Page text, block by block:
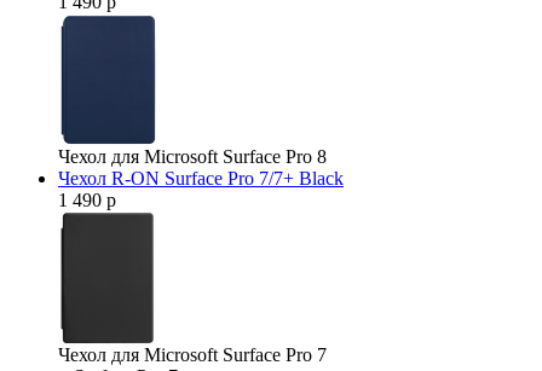
Чехол для Microsoft Surface Pro 8
Чехол R-ON Surface Pro 7/7+ Black
1 490 р
Чехол для Microsoft Surface Pro 7